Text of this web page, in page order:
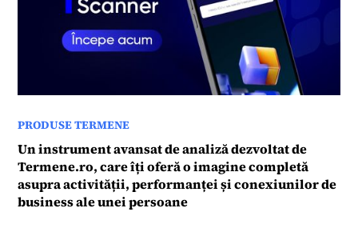
PRODUSE TERMENE
Un instrument avansat de analiză dezvoltat de
Termene.ro, care îți oferă o imagine completă
asupra activității, performanței și conexiunilor de
business ale unei persoane